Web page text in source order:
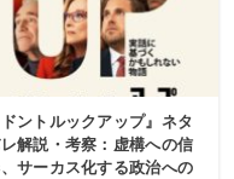
ドントルックアップ』ネタ
解説・考察：虚構への信
サーカス化する政治への